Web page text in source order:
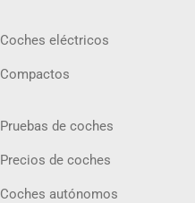
Coches eléctricos
Compactos
Pruebas de coches
Precios de coches
Coches autónomos